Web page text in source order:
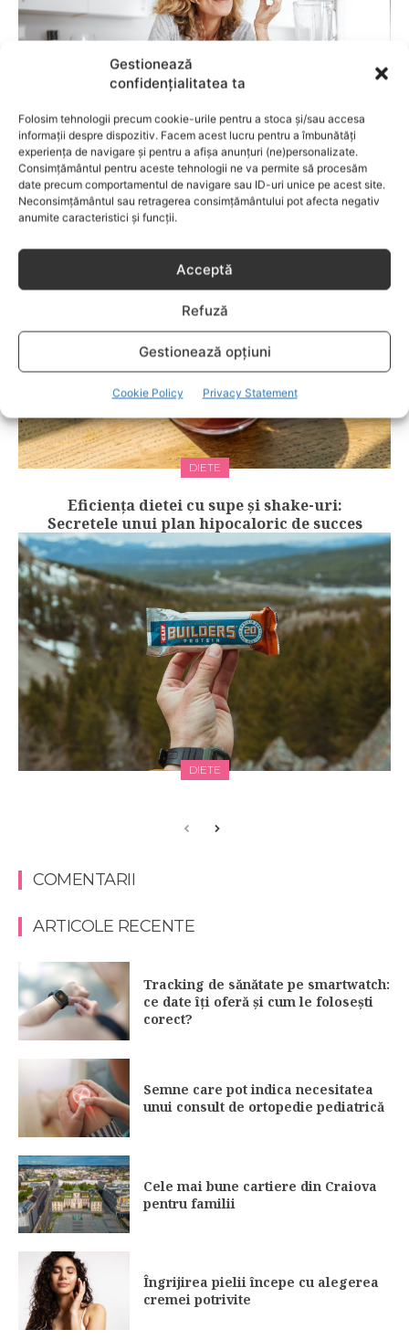
Gestionează
confidențialitatea ta
Folosim tehnologii precum cookie-urile pentru a stoca și/sau accesa
informații despre dispozitiv. Facem acest lucru pentru a îmbunătăți
experiența de navigare și pentru a afișa anunțuri (ne)personalizate.
Consimțământul pentru aceste tehnologii ne va permite să procesăm
date precum comportamentul de navigare sau ID-uri unice pe acest site.
Neconsimțământul sau retragerea consimțământului pot afecta negativ
anumite caracteristici și funcții.
Acceptă
Refuză
Gestionează opțiuni
Cookie Policy Privacy Statement
DIETE
Dieta ideală pentru femeile peste 50 de ani:
alimente esențiale pentru sănătatea ta
DIETE
Eficiența dietei cu supe și shake-uri:
Secretele unui plan hipocaloric de succes
DIETE
COMENTARII
ARTICOLE RECENTE
Tracking de sănătate pe smartwatch:
ce date îți oferă și cum le folosești
corect?
Semne care pot indica necesitatea
unui consult de ortopedie pediatrică
Cele mai bune cartiere din Craiova
pentru familii
Îngrijirea pielii începe cu alegerea
cremei potrivite